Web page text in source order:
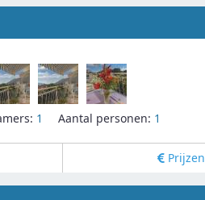
1 Aantal personen: 1
Prijzen